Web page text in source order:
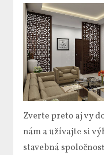
Zverte preto aj vy
nám a užívajte si
stavebná